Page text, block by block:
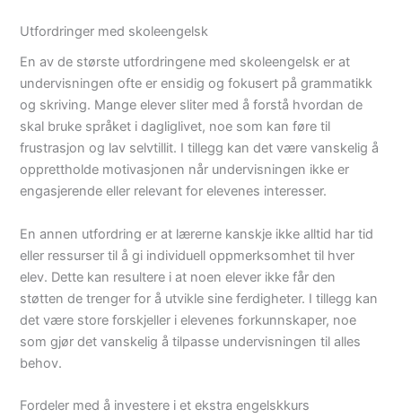
Utfordringer med skoleengelsk
En av de største utfordringene med skoleengelsk er at
undervisningen ofte er ensidig og fokusert på grammatikk
og skriving. Mange elever sliter med å forstå hvordan de
skal bruke språket i dagliglivet, noe som kan føre til
frustrasjon og lav selvtillit. I tillegg kan det være vanskelig å
opprettholde motivasjonen når undervisningen ikke er
engasjerende eller relevant for elevenes interesser.
En annen utfordring er at lærerne kanskje ikke alltid har tid
eller ressurser til å gi individuell oppmerksomhet til hver
elev. Dette kan resultere i at noen elever ikke får den
støtten de trenger for å utvikle sine ferdigheter. I tillegg kan
det være store forskjeller i elevenes forkunnskaper, noe
som gjør det vanskelig å tilpasse undervisningen til alles
behov.
Fordeler med å investere i et ekstra engelskkurs